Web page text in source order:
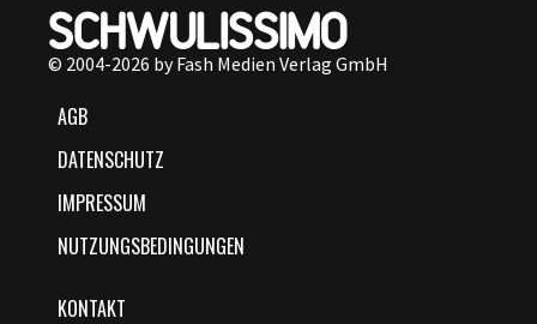
© 2004-2026 by Fash Medien Verlag GmbH
AGB
DATENSCHUTZ
IMPRESSUM
NUTZUNGSBEDINGUNGEN
KONTAKT